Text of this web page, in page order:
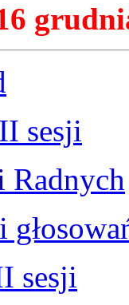
sesji
Radnych
sesji